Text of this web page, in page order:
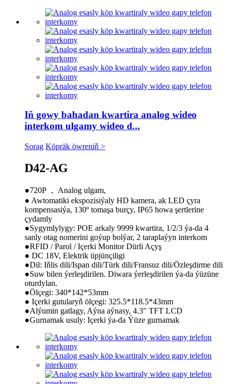
Iň gowy bahadan kwartira analog wideo
interkom ulgamy wideo d...
Sorag Köpräk öwreniň >
D42-AG
●720P ， Analog ulgam,
● Awtomatiki ekspozisiýaly HD kamera, ak LED çyra
kompensasiýa, 130º tomaşa burçy, IP65 howa şertlerine
çydamly
●Sygymlylygy: POE arkaly 9999 kwartira, 1/2/3 ýa-da 4
sanly otag nomerini goýup bolýar, 2 taraplaýyn interkom
●RFID / Parol / Içerki Monitor Dürli Açyş
● DC 18V, Elektrik üpjünçiligi
●Dil: Iňlis dili/Ispan dili/Türk dili/Fransuz dili/Özleşdirme dili
●Suw bilen ýerleşdirilen. Diwara ýerleşdirilen ýa-da ýüzüne
oturdylan.
●Ölçegi: 340*142*53mm
● Içerki gutularyň ölçegi: 325.5*118.5*43mm
●Alýumin gatlagy, Aýna aýnasy, 4.3″ TFT LCD
●Gurnamak usuly: Içerki ýa-da Ýüze gurnamak